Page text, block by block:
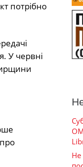
потрібно
У червні
Не